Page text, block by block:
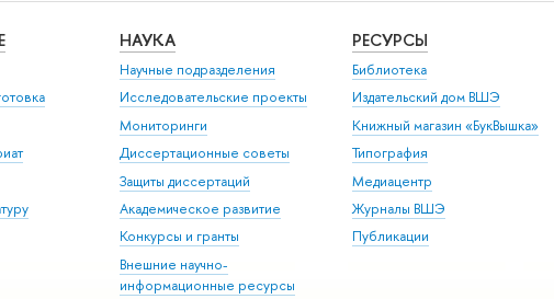
НАУКА
Научные подразделения
Исследовательские проекты
Мониторинги
Диссертационные советы
Защиты диссертаций
Академическое развитие
Конкурсы и гранты
Внешние научно-
информационные ресурсы
РЕСУРСЫ
Библиотека
Издательский дом ВШЭ
Книжный магазин «БукВышка»
Типография
Медиацентр
Журналы ВШЭ
Публикации